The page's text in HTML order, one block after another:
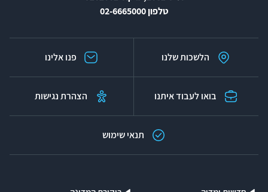
טלפון 02-6665000
הלשכות שלנו פנו אלינו
בואו לעבוד איתנו הצהרת נגישות
תנאי שימוש